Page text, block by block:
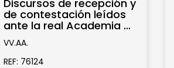
Discursos de recepción y
de contestación leídos
ante la real Academia de
ciencias morales y
políticas...
VV.AA.
REF: 76124